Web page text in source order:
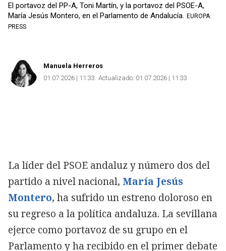
El portavoz del PP-A, Toni Martín, y la portavoz del PSOE-A,
María Jesús Montero, en el Parlamento de Andalucía. EUROPA
PRESS
Manuela Herreros
01.07.2026 | 11:33 Actualizado: 01.07.2026 | 11:33
La líder del PSOE andaluz y número dos del
partido a nivel nacional, María Jesús
Montero, ha sufrido un estreno doloroso en
su regreso a la política andaluza. La sevillana
ejerce como portavoz de su grupo en el
Parlamento y ha recibido en el primer debate